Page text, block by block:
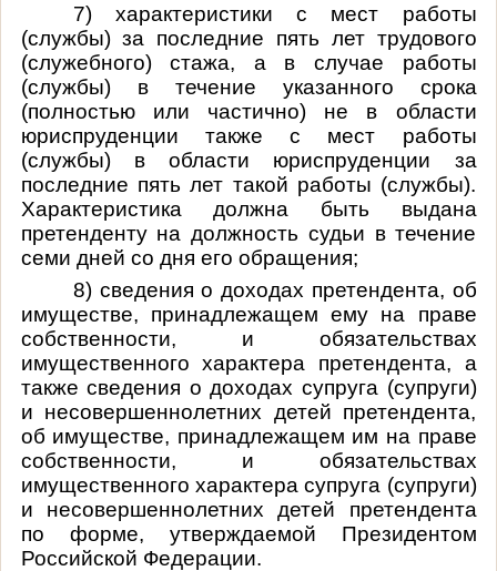
7) характеристики с мест работы
(службы) за последние пять лет трудового
(служебного) стажа, а в случае работы
(службы) в течение указанного срока
(полностью или частично) не в области
юриспруденции также с мест работы
(службы) в области юриспруденции за
последние пять лет такой работы (службы).
Характеристика должна быть выдана
претенденту на должность судьи в течение
семи дней со дня его обращения;
8) сведения о доходах претендента, об
имуществе, принадлежащем ему на праве
собственности, и обязательствах
имущественного характера претендента, а
также сведения о доходах супруга (супруги)
и несовершеннолетних детей претендента,
об имуществе, принадлежащем им на праве
собственности, и обязательствах
имущественного характера супруга (супруги)
и несовершеннолетних детей претендента
по форме, утверждаемой Президентом
Российской Федерации.